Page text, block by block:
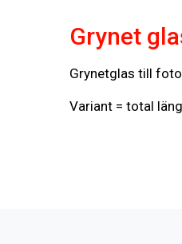
Grynet
Grynetglas till
Variant = total